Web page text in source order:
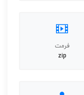
فرمت
zip